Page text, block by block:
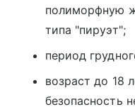
полиморфную
типа "пируэт";
период
возраст до 18
безопасность